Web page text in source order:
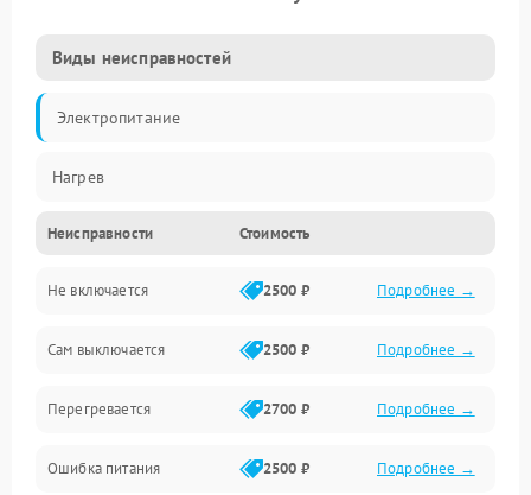
Виды неисправностей
Электропитание
Нагрев
Неисправности Стоимость
Не включается 2500 ₽ Подробнее →
Сам выключается 2500 ₽ Подробнее →
Перегревается 2700 ₽ Подробнее →
Ошибка питания 2500 ₽ Подробнее →